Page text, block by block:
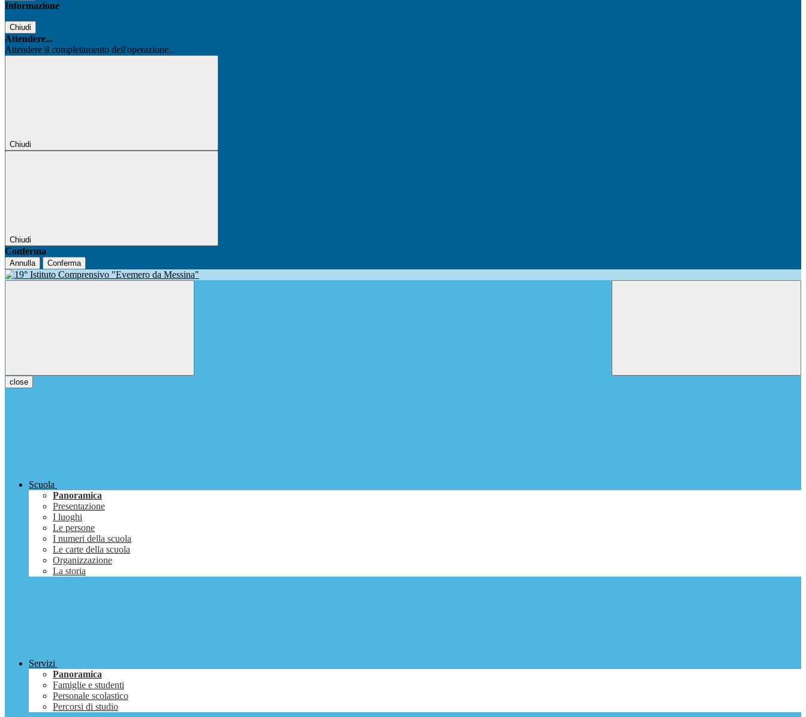
Informazione
Chiudi
Attendere...
Attendere il completamento dell'operazione...
Chiudi
Chiudi
Conferma
Annulla Conferma
close
Scuola
Panoramica
Presentazione
I luoghi
Le persone
I numeri della scuola
Le carte della scuola
Organizzazione
La storia
Servizi
Panoramica
Famiglie e studenti
Personale scolastico
Percorsi di studio